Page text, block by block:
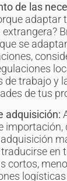
de las
adaptar
se
de trabajo y
de tus
adquisición:
importación,
en
cortos,